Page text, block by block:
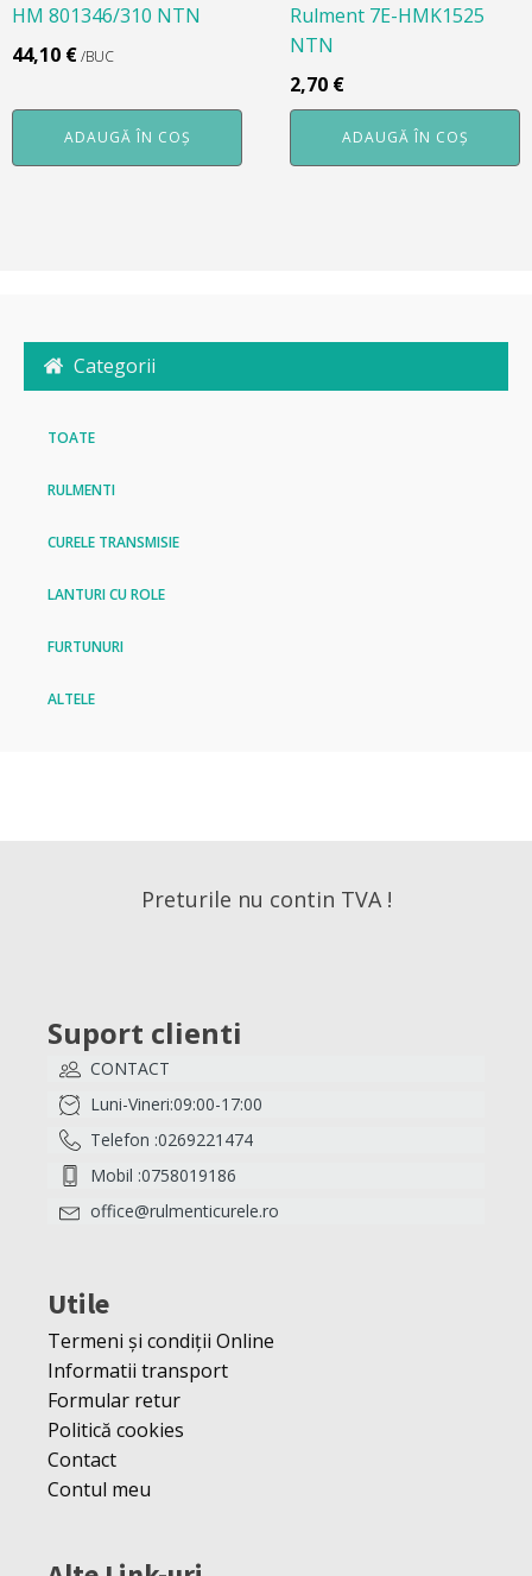
Categorii
TOATE
RULMENTI
CURELE TRANSMISIE
LANTURI CU ROLE
FURTUNURI
ALTELE
HM 801346/310 NTN
44,10 €/BUC
ADAUGĂ ÎN COȘ
Rulment 7E-HMK1525
NTN
2,70 €
ADAUGĂ ÎN COȘ
Preturile nu contin TVA !
Suport clienti
CONTACT
Luni-Vineri:09:00-17:00
Telefon :0269221474
Mobil :0758019186
office@rulmenticurele.ro
Utile
Termeni și condiții Online
Informatii transport
Formular retur
Politică cookies
Contact
Contul meu